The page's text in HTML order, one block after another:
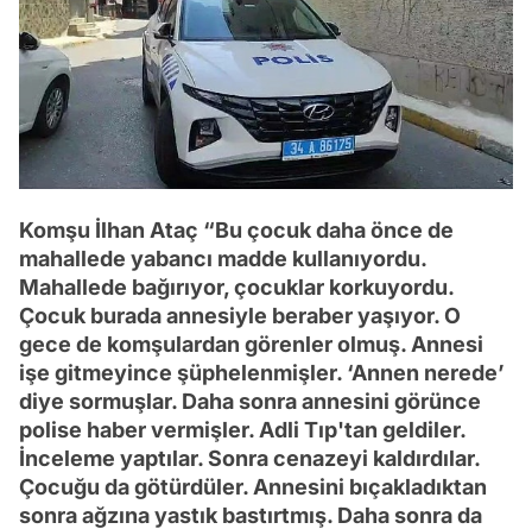
Komşu İlhan Ataç “Bu çocuk daha önce de
mahallede yabancı madde kullanıyordu.
Mahallede bağırıyor, çocuklar korkuyordu.
Çocuk burada annesiyle beraber yaşıyor. O
gece de komşulardan görenler olmuş. Annesi
işe gitmeyince şüphelenmişler. ‘Annen nerede’
diye sormuşlar. Daha sonra annesini görünce
polise haber vermişler. Adli Tıp'tan geldiler.
İnceleme yaptılar. Sonra cenazeyi kaldırdılar.
Çocuğu da götürdüler. Annesini bıçakladıktan
sonra ağzına yastık bastırtmış. Daha sonra da